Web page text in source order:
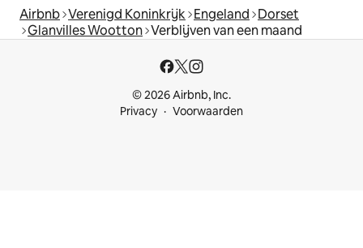
Airbnb Verenigd Koninkrijk Engeland Dorset
Glanvilles Wootton Verblijven van een maand
© 2026 Airbnb, Inc.
Privacy
Voorwaarden